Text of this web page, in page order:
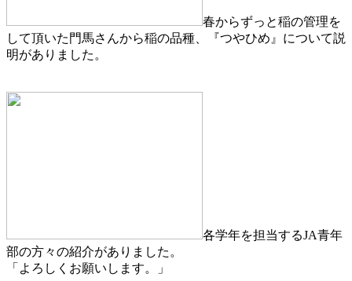
春からずっと稲の管理を
して頂いた門馬さんから稲の品種、『つやひめ』について説
明がありました。
各学年を担当するJA青年
部の方々の紹介がありました。
「よろしくお願いします。」